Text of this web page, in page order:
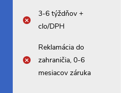
3-6 týždňov +
clo/DPH
Reklamácia do
zahraničia, 0-6
mesiacov záruka